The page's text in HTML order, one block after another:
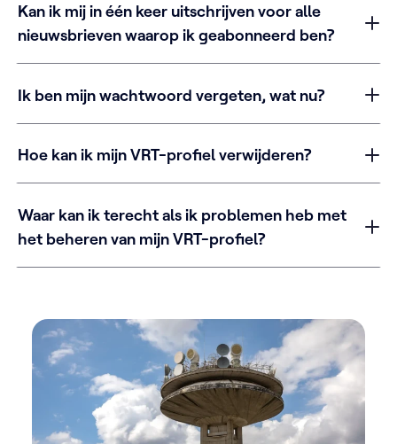
Kan ik mij in één keer uitschrijven voor alle
nieuwsbrieven waarop ik geabonneerd ben?
Ik ben mijn wachtwoord vergeten, wat nu?
Hoe kan ik mijn VRT-profiel verwijderen?
Waar kan ik terecht als ik problemen heb met
het beheren van mijn VRT-profiel?